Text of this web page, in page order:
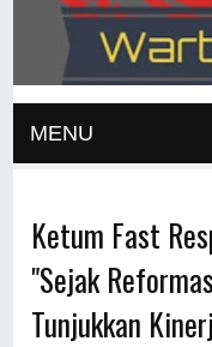
MENU
Ketum Fast
"Sejak
Tunjukkan